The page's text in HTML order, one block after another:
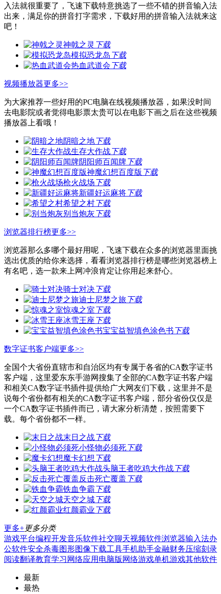
入法就很重要了，飞速下载特意挑选了一些不错的拼音输入法
出来，满足你的拼音打字需求，下载好用的拼音输入法就来这
吧！
神戟之灵 下载
模拟恐龙岛 下载
热血武道会 下载
视频播放器更多>>
为大家推荐一些好用的PC电脑在线视频播放器，如果没时间
去电影院或者觉得电影票太贵可以在电影下画之后在这些视频
播放器上看哦！
阴暗之地下载
生存大作战下载
阴阳师百闻牌下载
神魔幻想百度版 下载
枪火战场 下载
新疆好运麻将下载
希望之村下载
别当炮灰 下载
浏览器排行榜更多>>
浏览器那么多哪个最好用呢，飞速下载在众多的浏览器里面挑
选出优质的给你来选择，看看浏览器排行榜是哪些浏览器榜上
有名吧，选一款来上网冲浪肯定让你用起来舒心。
骑士对决下载
迪士尼梦之旅 下载
惊魂之室 下载
冰雪王座 下载
宝宝益智填色涂色书 下载
数字证书客户端更多>>
全国个大省份直辖市和自治区均有专属于各省的CA数字证书
客户端，这里爱东东手游网搜集了全部的CA数字证书客户端
和相关CA数字证书插件提供给广大网友们下载，这里并不是
说每个省份都有相关的CA数字证书客户端，部分省份仅仅是
一个CA数字证书插件而已，请大家分析清楚，按照需要下
载。每个省份都不一样。
末日之战下载
小怪物必须死下载
魔卡幻想 下载
头脑王者吃鸡大作战下载
反击死亡覆盖 下载
铁血争霸 下载
天空之城下载
红颜霸业 下载
更多+更多分类
游戏平台编程开发音乐软件社交聊天视频软件浏览器输入法办
公软件安全杀毒图形图像下载工具手机助手金融财务压缩刻录
阅读翻译教育学习 网络应用 电脑版 网络游戏单机游戏其他软件
最新
最热